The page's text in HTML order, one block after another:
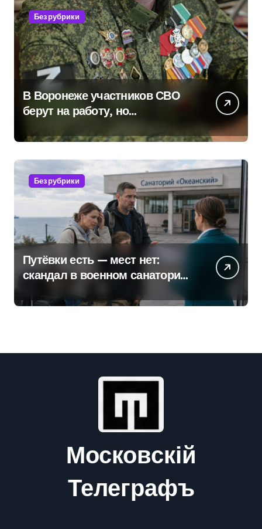
Без рубрики
В Воронеже участников СВО
берут на работу, но
удержаться удаётся не всем
Без рубрики
Путёвки есть — мест нет:
скандал в военном санатории
Московскій
Телеграфъ